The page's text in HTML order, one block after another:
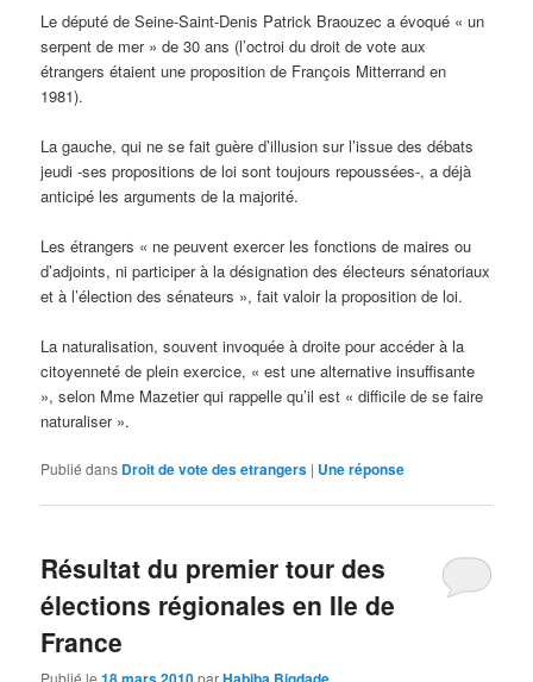
Le député de Seine-Saint-Denis Patrick Braouzec a évoqué « un
serpent de mer » de 30 ans (l’octroi du droit de vote aux
étrangers étaient une proposition de François Mitterrand en
1981).
La gauche, qui ne se fait guère d’illusion sur l’issue des débats
jeudi -ses propositions de loi sont toujours repoussées-, a déjà
anticipé les arguments de la majorité.
Les étrangers « ne peuvent exercer les fonctions de maires ou
d’adjoints, ni participer à la désignation des électeurs sénatoriaux
et à l’élection des sénateurs », fait valoir la proposition de loi.
La naturalisation, souvent invoquée à droite pour accéder à la
citoyenneté de plein exercice, « est une alternative insuffisante
», selon Mme Mazetier qui rappelle qu’il est « difficile de se faire
naturaliser ».
Publié dans Droit de vote des etrangers | Uneréponse
Résultat du premier tour des
élections régionales en Ile de
France
Publié le par